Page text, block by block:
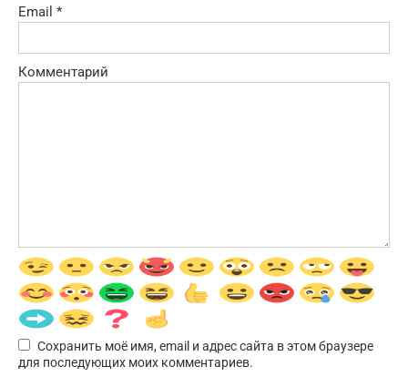
Email *
Комментарий
Сохранить моё имя, email и адрес сайта в этом браузере
для последующих моих комментариев.